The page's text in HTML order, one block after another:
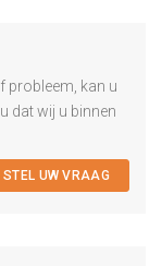
probleem, kan u
dat wij u binnen
STEL UW VRAAG